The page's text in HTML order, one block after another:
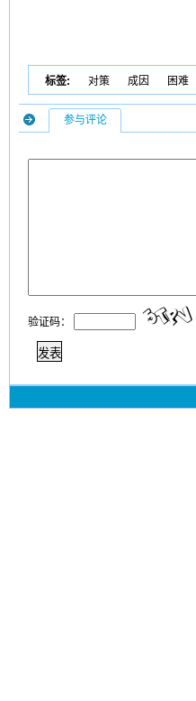
标签: 对策 成因 困难
参与评论
验证码：